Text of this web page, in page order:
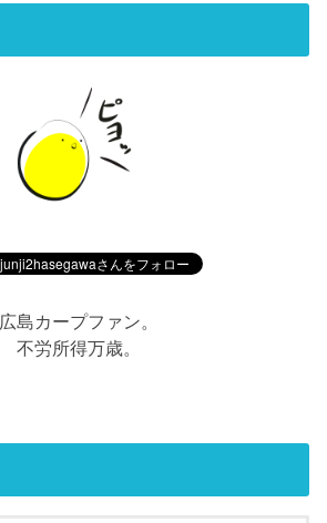
広島カープファン。
不労所得万歳。